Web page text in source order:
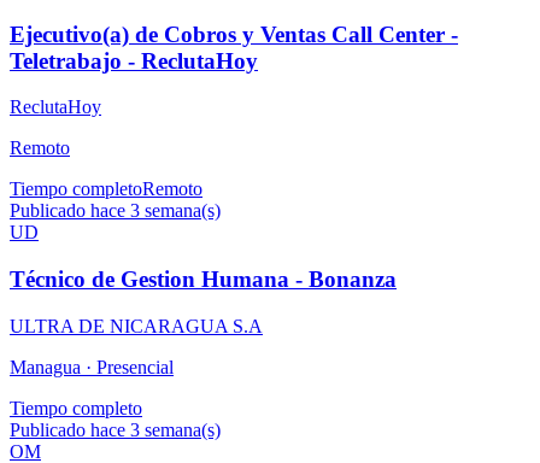
Ejecutivo(a) de Cobros y Ventas Call Center -
Teletrabajo - ReclutaHoy
ReclutaHoy
Remoto
Tiempo completoRemoto
Publicado hace 3 semana(s)
UD
Técnico de Gestion Humana - Bonanza
ULTRA DE NICARAGUA S.A
Managua · Presencial
Tiempo completo
Publicado hace 3 semana(s)
OM